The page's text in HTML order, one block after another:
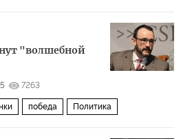
"волшебной
5 7263
победа Политика